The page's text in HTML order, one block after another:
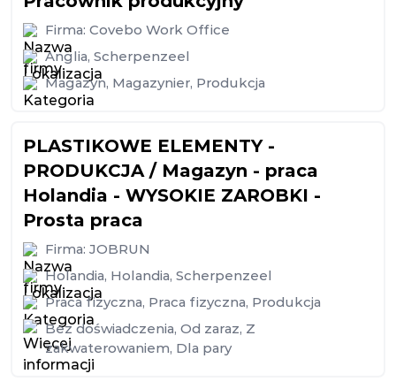
Firma: Covebo Work Office
Anglia, Scherpenzeel
Magazyn, Magazynier, Produkcja
PLASTIKOWE ELEMENTY -
PRODUKCJA / Magazyn - praca
Holandia - WYSOKIE ZAROBKI -
Prosta praca
Firma: JOBRUN
Holandia, Holandia, Scherpenzeel
Praca fizyczna, Praca fizyczna, Produkcja
Bez doświadczenia, Od zaraz, Z
zakwaterowaniem, Dla pary